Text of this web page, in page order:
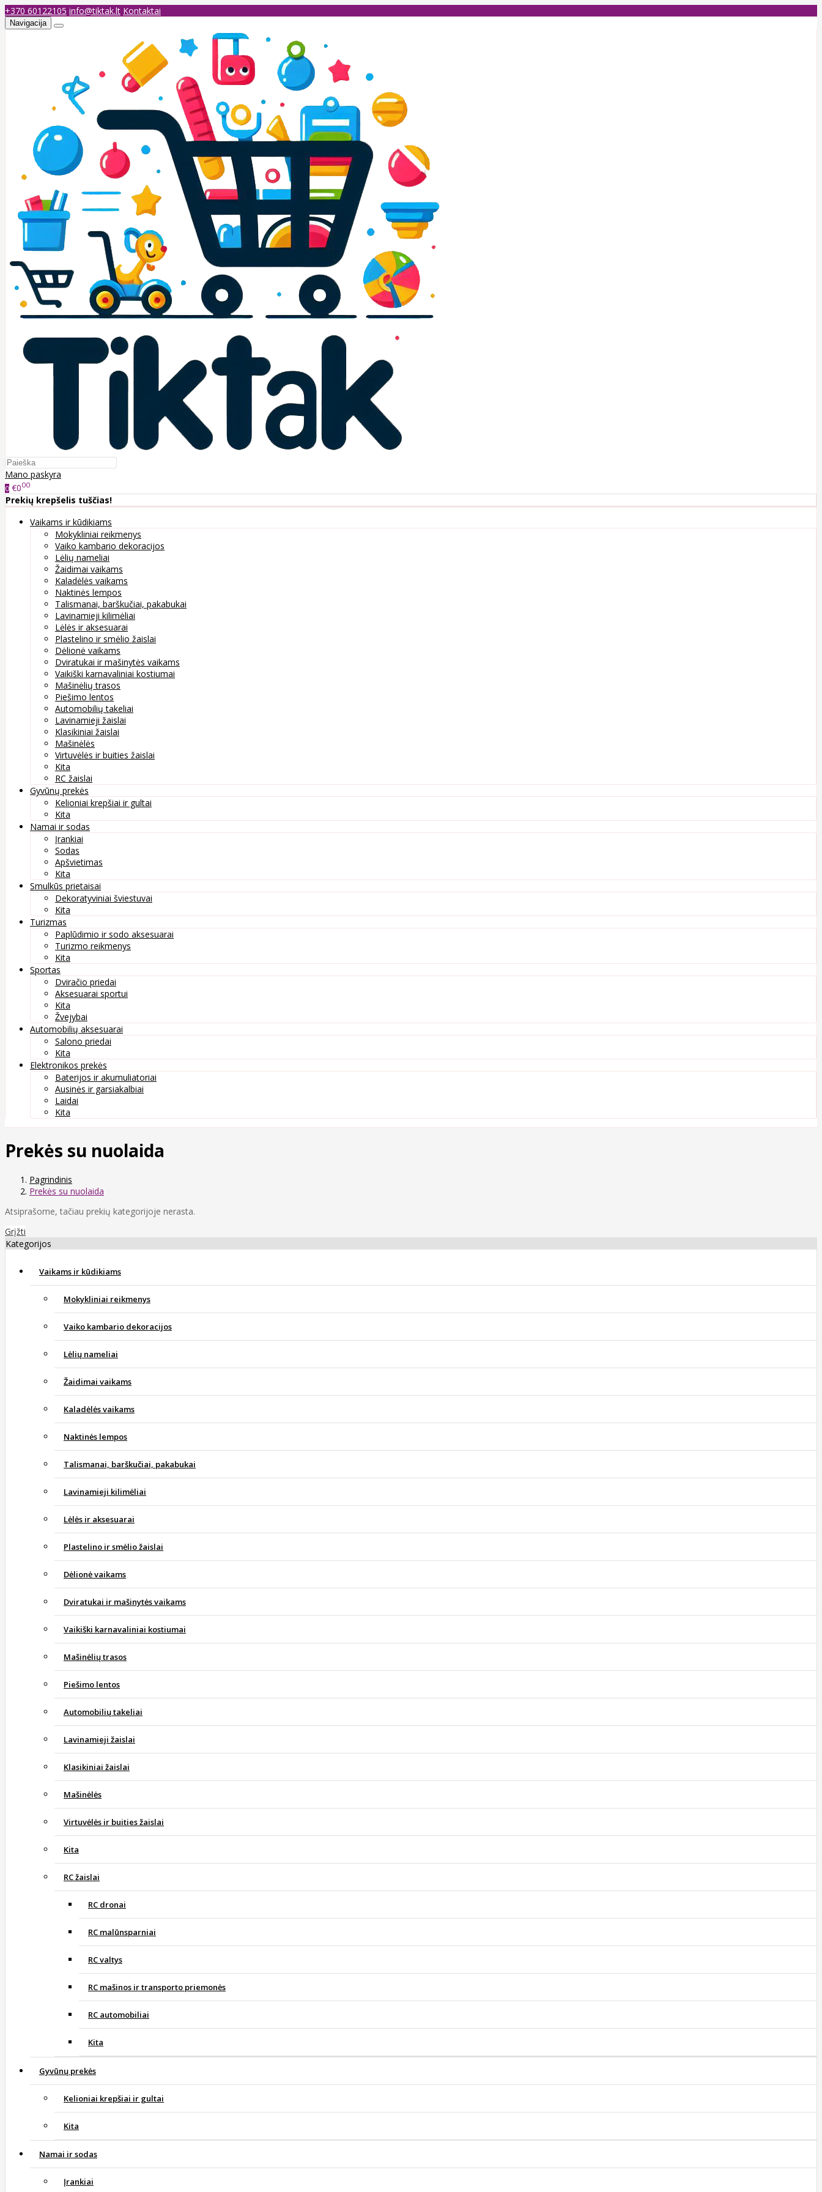
+370 60122105 info@tiktak.lt Kontaktai
Navigacija
Mano paskyra
0 €000
Prekių krepšelis tuščias!
Vaikams ir kūdikiams
Mokykliniai reikmenys
Vaiko kambario dekoracijos
Lėlių nameliai
Žaidimai vaikams
Kaladėlės vaikams
Naktinės lempos
Talismanai, barškučiai, pakabukai
Lavinamieji kilimėliai
Lėlės ir aksesuarai
Plastelino ir smėlio žaislai
Dėlionė vaikams
Dviratukai ir mašinytės vaikams
Vaikiški karnavaliniai kostiumai
Mašinėlių trasos
Piešimo lentos
Automobilių takeliai
Lavinamieji žaislai
Klasikiniai žaislai
Mašinėlės
Virtuvėlės ir buities žaislai
Kita
RC žaislai
Gyvūnų prekės
Kelioniai krepšiai ir gultai
Kita
Namai ir sodas
Įrankiai
Sodas
Apšvietimas
Kita
Smulkūs prietaisai
Dekoratyviniai šviestuvai
Kita
Turizmas
Paplūdimio ir sodo aksesuarai
Turizmo reikmenys
Kita
Sportas
Dviračio priedai
Aksesuarai sportui
Kita
Žvejybai
Automobilių aksesuarai
Salono priedai
Kita
Elektronikos prekės
Baterijos ir akumuliatoriai
Ausinės ir garsiakalbiai
Laidai
Kita
Prekės su nuolaida
Pagrindinis
Prekės su nuolaida
Atsiprašome, tačiau prekių kategorijoje nerasta.
Grįžti
Kategorijos
Vaikams ir kūdikiams
Mokykliniai reikmenys
Vaiko kambario dekoracijos
Lėlių nameliai
Žaidimai vaikams
Kaladėlės vaikams
Naktinės lempos
Talismanai, barškučiai, pakabukai
Lavinamieji kilimėliai
Lėlės ir aksesuarai
Plastelino ir smėlio žaislai
Dėlionė vaikams
Dviratukai ir mašinytės vaikams
Vaikiški karnavaliniai kostiumai
Mašinėlių trasos
Piešimo lentos
Automobilių takeliai
Lavinamieji žaislai
Klasikiniai žaislai
Mašinėlės
Virtuvėlės ir buities žaislai
Kita
RC žaislai
RC dronai
RC malūnsparniai
RC valtys
RC mašinos ir transporto priemonės
RC automobiliai
Kita
Gyvūnų prekės
Kelioniai krepšiai ir gultai
Kita
Namai ir sodas
Įrankiai